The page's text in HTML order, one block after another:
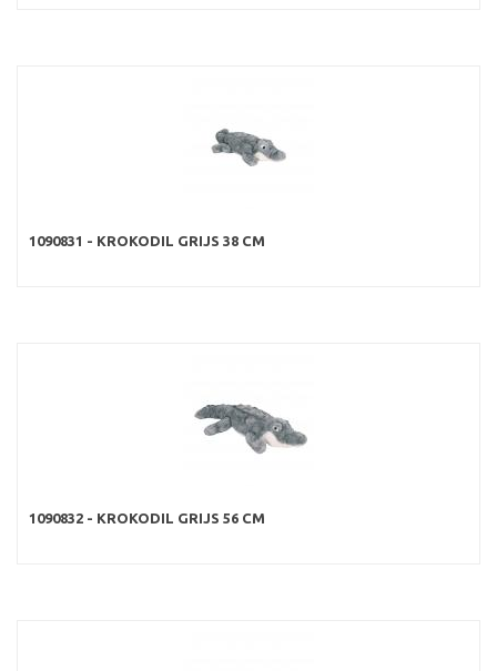
1090831 - KROKODIL GRIJS 38 CM
1090832 - KROKODIL GRIJS 56 CM